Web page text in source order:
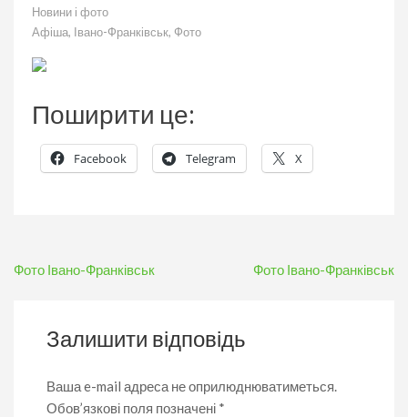
Новини і фото
Афіша, Івано-Франківськ, Фото
Поширити це:
Facebook Telegram X
Навігація
Фото Івано-Франківськ Фото Івано-Франківськ
Залишити відповідь
Ваша e-mail адреса не оприлюднюватиметься.
Обов’язкові поля позначені *